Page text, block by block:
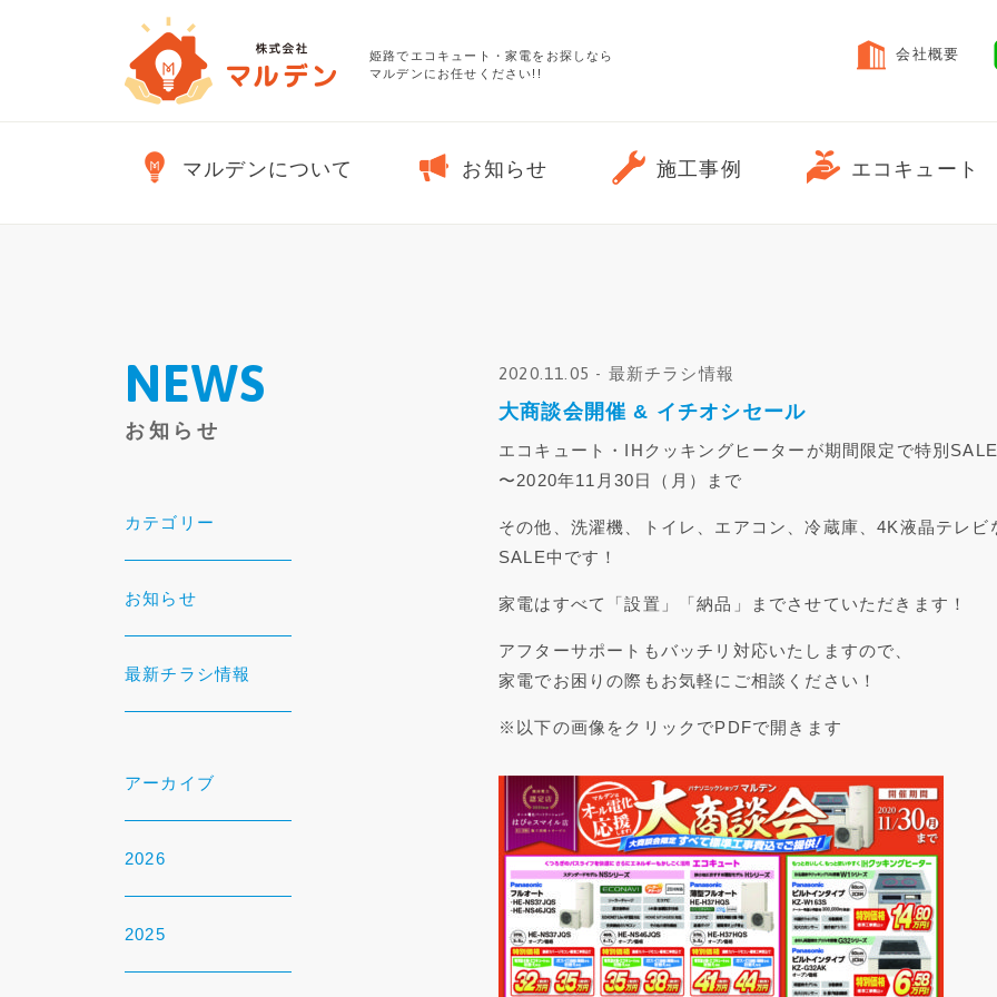
姫路でエコキュート・家電をお探しなら
マルデンにお任せください!!
会社概要
マルデンについて お知らせ 施工事例 エコキュート
NEWS
お知らせ
カテゴリー
お知らせ
最新チラシ情報
アーカイブ
2026
2025
2020.11.05 - 最新チラシ情報
大商談会開催 & イチオシセール
エコキュート・IHクッキングヒーターが期間限定で特別SALE
〜2020年11月30日（月）まで
その他、洗濯機、トイレ、エアコン、冷蔵庫、4K液晶テレビ
SALE中です！
家電はすべて「設置」「納品」までさせていただきます！
アフターサポートもバッチリ対応いたしますので、
家電でお困りの際もお気軽にご相談ください！
※以下の画像をクリックでPDFで開きます